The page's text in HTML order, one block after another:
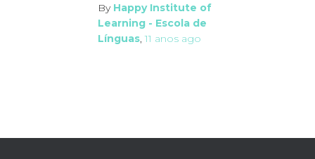
By Happy Institute of
Learning - Escola de
Línguas,11 anos ago